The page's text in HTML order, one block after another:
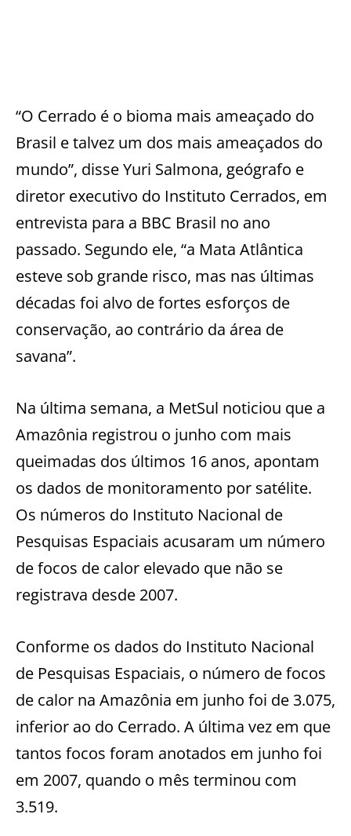
“O Cerrado é o bioma mais ameaçado do
Brasil e talvez um dos mais ameaçados do
mundo”, disse Yuri Salmona, geógrafo e
diretor executivo do Instituto Cerrados, em
entrevista para a BBC Brasil no ano
passado. Segundo ele, “a Mata Atlântica
esteve sob grande risco, mas nas últimas
décadas foi alvo de fortes esforços de
conservação, ao contrário da área de
savana”.
Na última semana, a MetSul noticiou que a
Amazônia registrou o junho com mais
queimadas dos últimos 16 anos, apontam
os dados de monitoramento por satélite.
Os números do Instituto Nacional de
Pesquisas Espaciais acusaram um número
de focos de calor elevado que não se
registrava desde 2007.
Conforme os dados do Instituto Nacional
de Pesquisas Espaciais, o número de focos
de calor na Amazônia em junho foi de 3.075,
inferior ao do Cerrado. A última vez em que
tantos focos foram anotados em junho foi
em 2007, quando o mês terminou com
3.519.